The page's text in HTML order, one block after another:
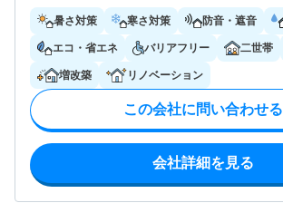
暑さ対策 寒さ対策 防音・遮音
エコ・省エネ バリアフリー 二世帯
増改築 リノベーション
この会社に問い合わせる
会社詳細を見る